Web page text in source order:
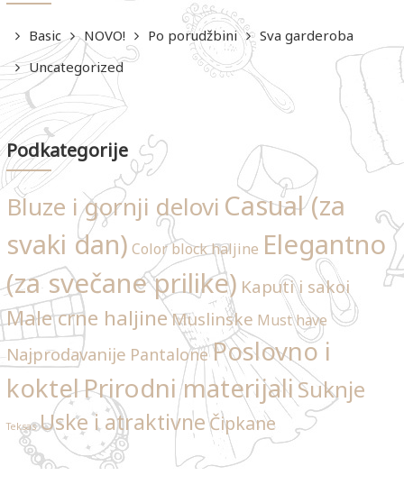
Basic NOVO! Po porudžbini
Sva garderoba
Uncategorized
Podkategorije
Bluze i gornji delovi Casual (za
svaki dan) Color block haljine Elegantno
(za svečane prilike) Kaputi i sakoi
Male crne haljineMuslinske Must have
Najprodavanije PantalonePoslovno i
koktelPrirodni materijaliSuknje
Teksas Uske i atraktivneČipkane